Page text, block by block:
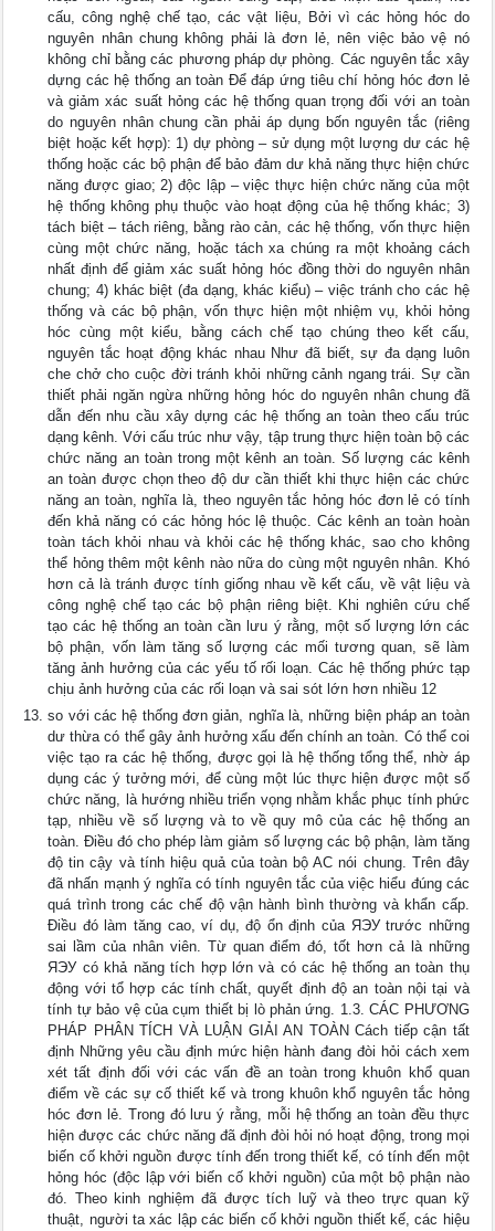
cấu, công nghệ chế tạo, các vật liệu, Bởi vì các hỏng hóc do
nguyên nhân chung không phải là đơn lẻ, nên việc bảo vệ nó
không chỉ bằng các phương pháp dự phòng. Các nguyên tắc xây
dựng các hệ thống an toàn Để đáp ứng tiêu chí hỏng hóc đơn lẻ
và giảm xác suất hỏng các hệ thống quan trọng đối với an toàn
do nguyên nhân chung cần phải áp dụng bốn nguyên tắc (riêng
biệt hoặc kết hợp): 1) dự phòng – sử dụng một lượng dư các hệ
thống hoặc các bộ phận để bảo đảm dư khả năng thực hiện chức
năng được giao; 2) độc lập – việc thực hiện chức năng của một
hệ thống không phụ thuộc vào hoạt động của hệ thống khác; 3)
tách biệt – tách riêng, bằng rào cản, các hệ thống, vốn thực hiện
cùng một chức năng, hoặc tách xa chúng ra một khoảng cách
nhất định để giảm xác suất hỏng hóc đồng thời do nguyên nhân
chung; 4) khác biệt (đa dạng, khác kiểu) – việc tránh cho các hệ
thống và các bộ phận, vốn thực hiện một nhiệm vụ, khỏi hỏng
hóc cùng một kiểu, bằng cách chế tạo chúng theo kết cấu,
nguyên tắc hoạt động khác nhau Như đã biết, sự đa dạng luôn
che chở cho cuộc đời tránh khỏi những cảnh ngang trái. Sự cần
thiết phải ngăn ngừa những hỏng hóc do nguyên nhân chung đã
dẫn đến nhu cầu xây dựng các hệ thống an toàn theo cấu trúc
dạng kênh. Với cấu trúc như vậy, tập trung thực hiện toàn bộ các
chức năng an toàn trong một kênh an toàn. Số lượng các kênh
an toàn được chọn theo độ dư cần thiết khi thực hiện các chức
năng an toàn, nghĩa là, theo nguyên tắc hỏng hóc đơn lẻ có tính
đến khả năng có các hỏng hóc lệ thuộc. Các kênh an toàn hoàn
toàn tách khỏi nhau và khỏi các hệ thống khác, sao cho không
thể hỏng thêm một kênh nào nữa do cùng một nguyên nhân. Khó
hơn cả là tránh được tính giống nhau về kết cấu, về vật liệu và
công nghệ chế tạo các bộ phận riêng biệt. Khi nghiên cứu chế
tạo các hệ thống an toàn cần lưu ý rằng, một số lượng lớn các
bộ phận, vốn làm tăng số lượng các mối tương quan, sẽ làm
tăng ảnh hưởng của các yếu tố rối loạn. Các hệ thống phức tạp
chịu ảnh hưởng của các rối loạn và sai sót lớn hơn nhiều 12
so với các hệ thống đơn giản, nghĩa là, những biện pháp an toàn
dư thừa có thể gây ảnh hưởng xấu đến chính an toàn. Có thể coi
việc tạo ra các hệ thống, được gọi là hệ thống tổng thể, nhờ áp
dụng các ý tưởng mới, để cùng một lúc thực hiện được một số
chức năng, là hướng nhiều triển vọng nhằm khắc phục tính phức
tạp, nhiều về số lượng và to về quy mô của các hệ thống an
toàn. Điều đó cho phép làm giảm số lượng các bộ phận, làm tăng
độ tin cậy và tính hiệu quả của toàn bộ AC nói chung. Trên đây
đã nhấn mạnh ý nghĩa có tính nguyên tắc của việc hiểu đúng các
quá trình trong các chế độ vận hành bình thường và khẩn cấp.
Điều đó làm tăng cao, ví dụ, độ ổn định của ЯЭУ trước những
sai lầm của nhân viên. Từ quan điểm đó, tốt hơn cả là những
ЯЭУ có khả năng tích hợp lớn và có các hệ thống an toàn thụ
động với tổ hợp các tính chất, quyết định độ an toàn nội tại và
tính tự bảo vệ của cụm thiết bị lò phản ứng. 1.3. CÁC PHƯƠNG
PHÁP PHÂN TÍCH VÀ LUẬN GIẢI AN TOÀN Cách tiếp cận tất
định Những yêu cầu định mức hiện hành đang đòi hỏi cách xem
xét tất định đối với các vấn đề an toàn trong khuôn khổ quan
điểm về các sự cố thiết kế và trong khuôn khổ nguyên tắc hỏng
hóc đơn lẻ. Trong đó lưu ý rằng, mỗi hệ thống an toàn đều thực
hiện được các chức năng đã định đòi hỏi nó hoạt động, trong mọi
biến cố khởi nguồn được tính đến trong thiết kế, có tính đến một
hỏng hóc (độc lập với biến cố khởi nguồn) của một bộ phận nào
đó. Theo kinh nghiệm đã được tích luỹ và theo trực quan kỹ
thuật, người ta xác lập các biến cố khởi nguồn thiết kế, các hiệu